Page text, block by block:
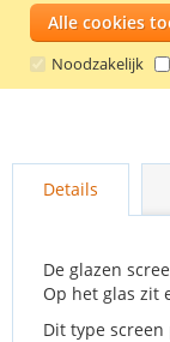
Alle cookies
Noodzakelijk
naar
afbeeldingen-
gallerij
Details
De glazen
Op het glas zit
Dit type